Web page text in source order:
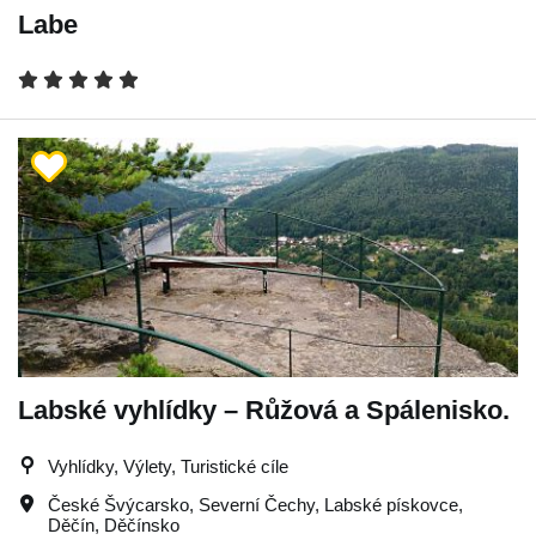
Labe
Labské vyhlídky – Růžová a Spálenisko.
Vyhlídky, Výlety, Turistické cíle
České Švýcarsko, Severní Čechy, Labské pískovce,
Děčín, Děčínsko